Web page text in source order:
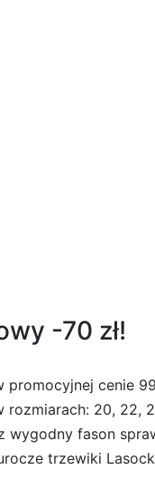
-70 zł!
cenie
rozmiarach: 20, 22,
wygodny fason
trzewiki